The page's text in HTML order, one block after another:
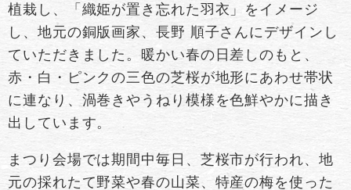
植栽し、「織姫が置き忘れた羽衣」をイメージ
し、地元の銅版画家、長野 順子さんにデザインし
ていただきました。暖かい春の日差しのもと、
赤・白・ピンクの三色の芝桜が地形にあわせ帯状
に連なり、渦巻きやうねり模様を色鮮やかに描き
出しています。
まつり会場では期間中毎日、芝桜市が行われ、地
元の採れたて野菜や春の山菜、特産の梅を使った